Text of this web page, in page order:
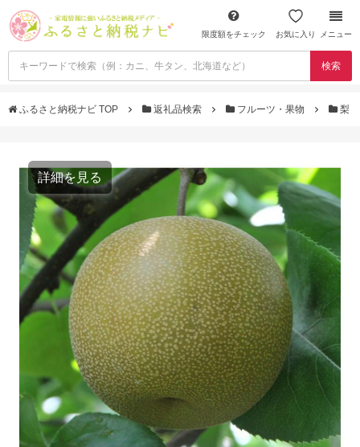
限度額をチェック お気に入り メニュー
検索
ふるさと納税ナビ TOP 返礼品検索 フルーツ・果物 梨
詳細を見る